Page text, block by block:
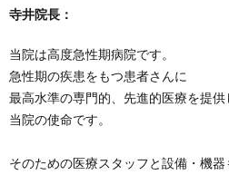
寺井院長：
当院は高度急性期病院です。
急性期の疾患をもつ患者さんに
最高水準の専門的、先進的医療を提
当院の使命です。
そのための医療スタッフと設備・機器